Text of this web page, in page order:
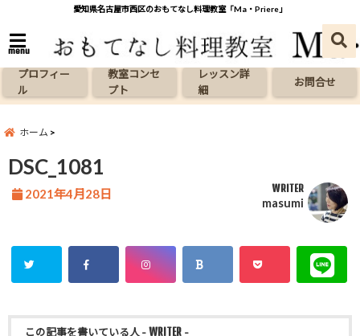
愛知県名古屋市西区のおもてなし料理教室「Ma・Priere」
menu
プロフィー
ル
教室コンセ
プト
レッスン詳
細
お問合せ
ホーム
DSC_1081
2021年4月28日 WRITER
masumi
この記事を書いている人 - WRITER -